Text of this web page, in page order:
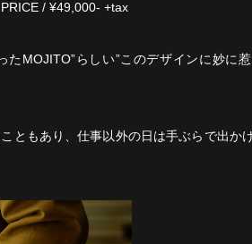
PRICE / ¥49,000- +tax
MOJITO”らしい”このデザインに妙に
ともあり、仕事以外の日は手ぶらで出か